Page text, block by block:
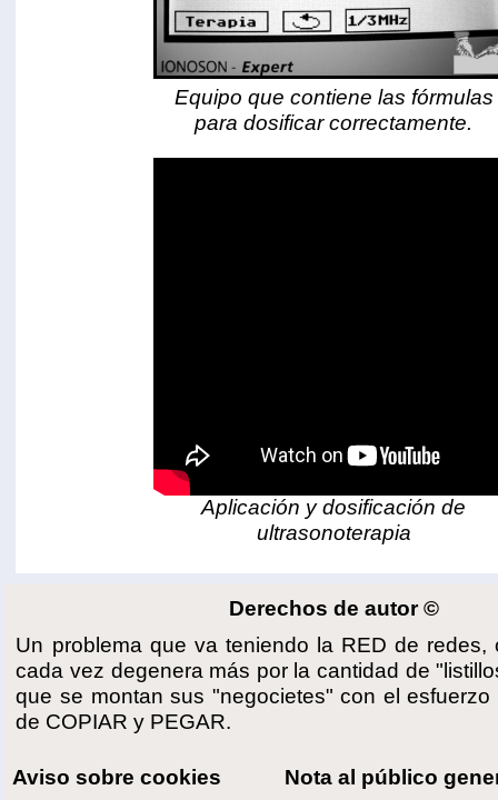
Equipo que contiene las fórmulas
para dosificar correctamente.
Aplicación y dosificación de
ultrasonoterapia
Derechos de autor ©
Un problema que va teniendo la RED de redes,
cada vez degenera más por la cantidad de
que se montan sus "negocietes" con el
de COPIAR y PEGAR.
Aviso sobre cookies
Nota al público